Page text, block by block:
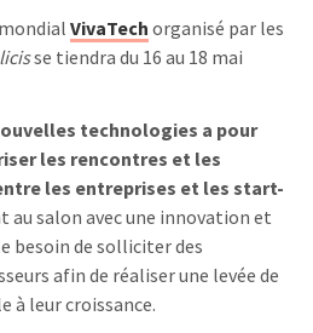
VivaTech organisé par les
se tiendra du 16 au 18 mai
technologies a pour
les rencontres et les
les entreprises et les start-
au salon avec une innovation et
besoin de solliciter des
afin de réaliser une levée de
à leur croissance.